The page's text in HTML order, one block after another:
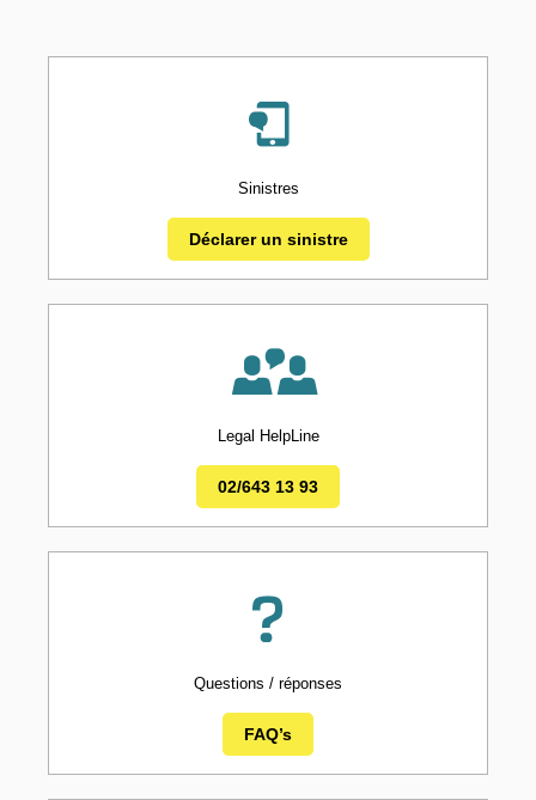
Sinistres
Déclarer un sinistre
Legal HelpLine
02/643 13 93
Questions / réponses
FAQ’s